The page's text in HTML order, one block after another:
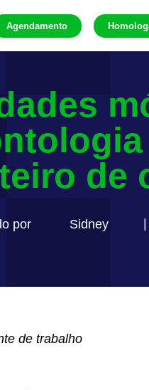
Agendamento
de
por Sidney
de trabalho